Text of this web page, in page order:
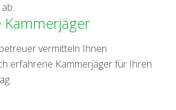
Kammerjäger
vermitteln Ihnen
erfahrene Kammerjäger für Ihren